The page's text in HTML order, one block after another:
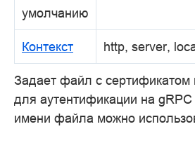
умолчанию
Контекст http, server,
Задает файл с
для аутентификации на
имени файла можно